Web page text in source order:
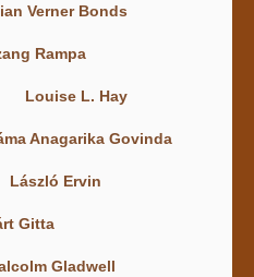
Verner Bonds
Rampa
Louise L. Hay
Anagarika Govinda
László Ervin
Gitta
Gladwell